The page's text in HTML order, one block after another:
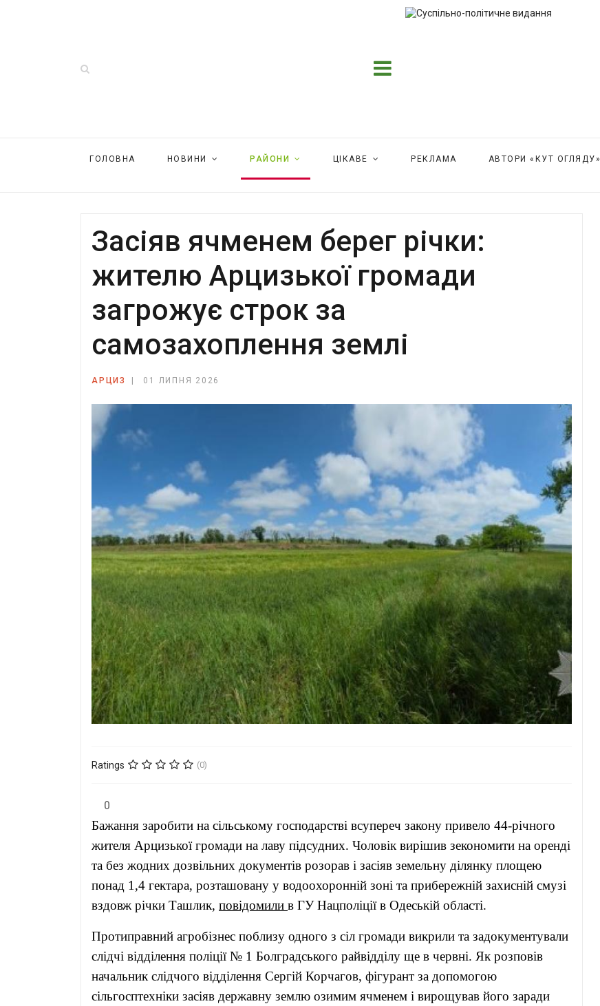
ГОЛОВНА НОВИНИ РАЙОНИ ЦІКАВЕ РЕКЛАМА АВТОРИ «КУТ ОГЛЯДУ»
Засіяв ячменем берег річки:
жителю Арцизької громади
загрожує строк за
самозахоплення землі
АРЦИЗ 01 ЛИПНЯ 2026
Ratings (0)
0
Бажання заробити на сільському господарстві всупереч закону привело 44-річного
жителя Арцизької громади на лаву підсудних. Чоловік вирішив зекономити на оренді
та без жодних дозвільних документів розорав і засіяв земельну ділянку площею
понад 1,4 гектара, розташовану у водоохоронній зоні та прибережній захисній смузі
вздовж річки Ташлик, повідомили в ГУ Нацполіції в Одеській області.
Протиправний агробізнес поблизу одного з сіл громади викрили та задокументували
слідчі відділення поліції № 1 Болградського райвідділу ще в червні. Як розповів
начальник слідчого відділення Сергій Корчагов, фігурант за допомогою
сільгосптехніки засіяв державну землю озимим ячменем і вирощував його заради